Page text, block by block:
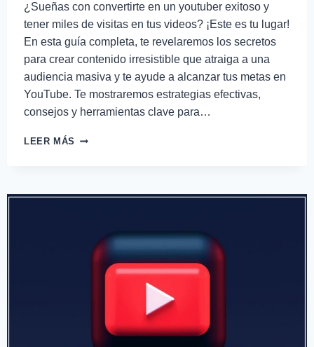
¿Sueñas con convertirte en un youtuber exitoso y
tener miles de visitas en tus videos? ¡Este es tu lugar!
En esta guía completa, te revelaremos los secretos
para crear contenido irresistible que atraiga a una
audiencia masiva y te ayude a alcanzar tus metas en
YouTube. Te mostraremos estrategias efectivas,
consejos y herramientas clave para…
LEER MÁS